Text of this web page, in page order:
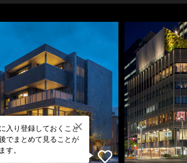
入り登録しておくこと
でまとめて見ることが
す。